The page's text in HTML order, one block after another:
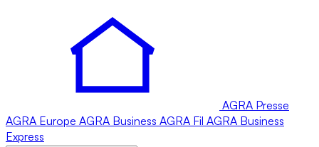
AGRA Presse
AGRA Europe AGRA Business AGRA Fil AGRA Business
Express